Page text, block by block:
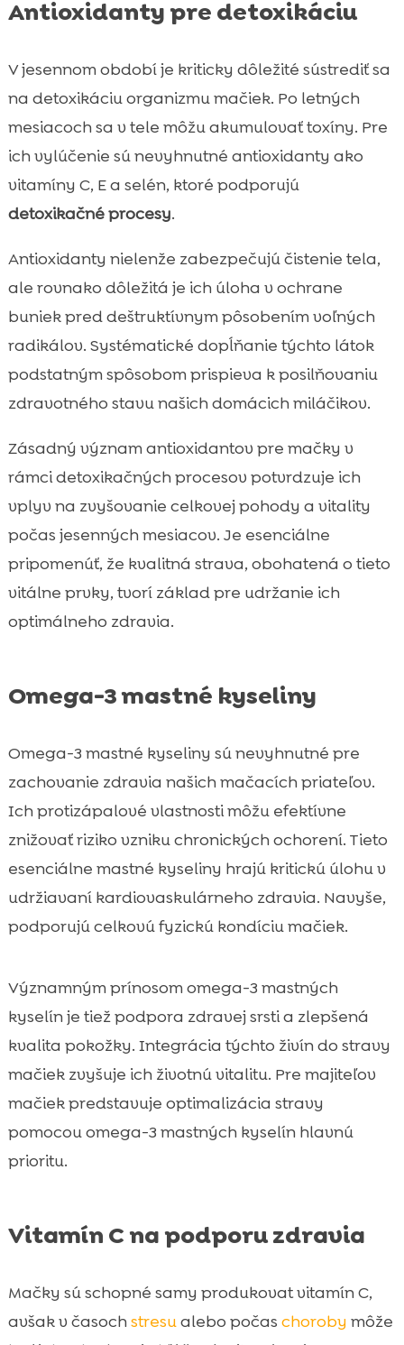
Antioxidanty pre detoxikáciu
V jesennom období je kriticky dôležité sústrediť sa
na detoxikáciu organizmu mačiek. Po letných
mesiacoch sa v tele môžu akumulovať toxíny. Pre
ich vylúčenie sú nevyhnutné antioxidanty ako
vitamíny C, E a selén, ktoré podporujú
detoxikačné procesy.
Antioxidanty nielenže zabezpečujú čistenie tela,
ale rovnako dôležitá je ich úloha v ochrane
buniek pred deštruktívnym pôsobením voľných
radikálov. Systématické dopĺňanie týchto látok
podstatným spôsobom prispieva k posilňovaniu
zdravotného stavu našich domácich miláčikov.
Zásadný význam antioxidantov pre mačky v
rámci detoxikačných procesov potvrdzuje ich
vplyv na zvyšovanie celkovej pohody a vitality
počas jesenných mesiacov. Je esenciálne
pripomenúť, že kvalitná strava, obohatená o tieto
vitálne prvky, tvorí základ pre udržanie ich
optimálneho zdravia.
Omega-3 mastné kyseliny
Omega-3 mastné kyseliny sú nevyhnutné pre
zachovanie zdravia našich mačacích priateľov.
Ich protizápalové vlastnosti môžu efektívne
znižovať riziko vzniku chronických ochorení. Tieto
esenciálne mastné kyseliny hrajú kritickú úlohu v
udržiavaní kardiovaskulárneho zdravia. Navyše,
podporujú celkovú fyzickú kondíciu mačiek.
Významným prínosom omega-3 mastných
kyselín je tiež podpora zdravej srsti a zlepšená
kvalita pokožky. Integrácia týchto živín do stravy
mačiek zvyšuje ich životnú vitalitu. Pre majiteľov
mačiek predstavuje optimalizácia stravy
pomocou omega-3 mastných kyselín hlavnú
prioritu.
Vitamín C na podporu zdravia
Mačky sú schopné samy produkovat vitamín C,
avšak v časochstresualebo počas choroby môže